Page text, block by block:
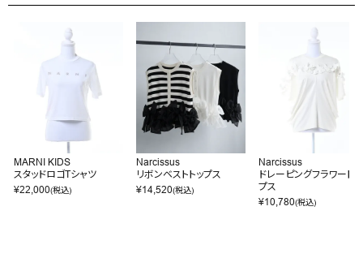
MARNI KIDS
スタッドロゴTシャツ
¥22,000(税込)
Narcissus
リボンベストトップス
¥14,520(税込)
Narcissus
ドレーピングフラワートッ
プス
¥10,780(税込)